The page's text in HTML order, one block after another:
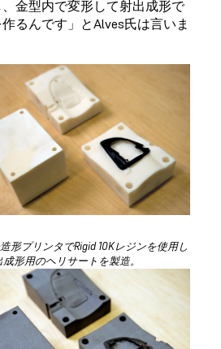
金型内で変形して射出成形で
るんです」とAlves氏は言いま
形プリンタでRigid 10Kレジンを使用し
成形用のヘリサートを製造。